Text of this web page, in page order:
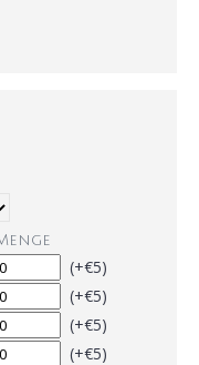
(+€5)
(+€5)
(+€5)
(+€5)